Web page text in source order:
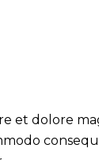
et dolore